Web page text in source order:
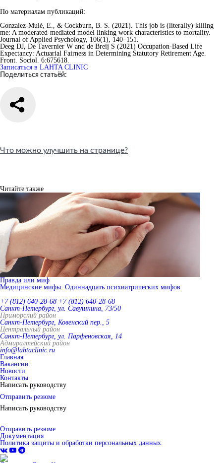
По материалам публикаций:
Gonzalez-Mulé, E., & Cockburn, B. S. (2021). This job is (literally) killing
me: A moderated-mediated model linking work characteristics to mortality.
Journal of Applied Psychology, 106(1), 140–151.
Deeg DJ, De Tavernier W and de Breij S (2021) Occupation-Based Life
Expectancy: Actuarial Fairness in Determining Statutory Retirement Age.
Front. Sociol. 6:675618.
Записаться в LAHTA CLINIC
Поделиться статьёй:
Что можно улучшить на странице?
Читайте также
Правда или миф
Медицинские мифы. Одиннадцать психиатрических мифов
+7 (812) 640-28-68 +7 (812) 640-28-68
Санкт-Петербург, ул. Савушкина, 73/50
Приморский район
Санкт-Петербург, Ковенский пер., 5
Центральный район
Санкт-Петербург, ул. Парфеновская, 14
Адмиралтейский район
info@lahtaclinic.ru
Главная
Вакансии
Новости
Контакты
Написать руководству
Отправить резюме
Написать руководству
Отправить резюме
Документация
Политика защиты и обработки персональных данных.